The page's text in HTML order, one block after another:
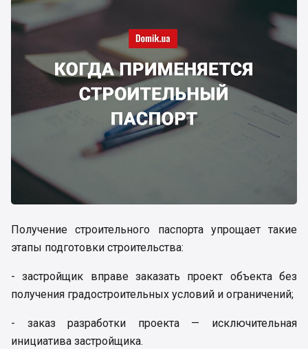
Получение строительного паспорта упрощает такие
этапы подготовки строительства:
- застройщик вправе заказать проект объекта без
получения градостроительных условий и ограничений;
- заказ разработки проекта — исключительная
инициатива застройщика.